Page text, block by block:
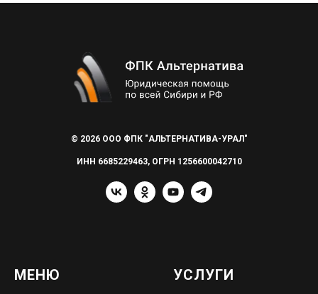
© 2026 ООО ФПК "АЛЬТЕРНАТИВА-УРАЛ"
ИНН 6685229463, ОГРН 1256600042710
МЕНЮ УСЛУГИ